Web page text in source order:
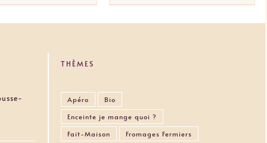
THÈMES
Apéro
Bio
Enceinte je mange quoi ?
Fait-Maison
Fromages Fermiers